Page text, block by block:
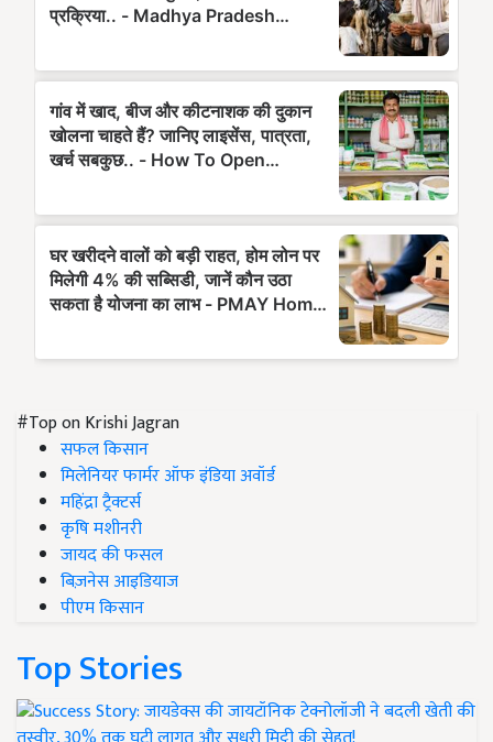
#Top on Krishi Jagran
सफल किसान
मिलेनियर फार्मर ऑफ इंडिया अवॉर्ड
महिंद्रा ट्रैक्टर्स
कृषि मशीनरी
जायद की फसल
बिज़नेस आइडियाज
पीएम किसान
Top Stories